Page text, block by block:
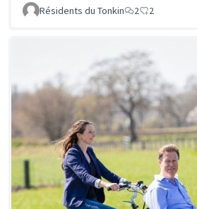
Résidents du Tonkin
2 2